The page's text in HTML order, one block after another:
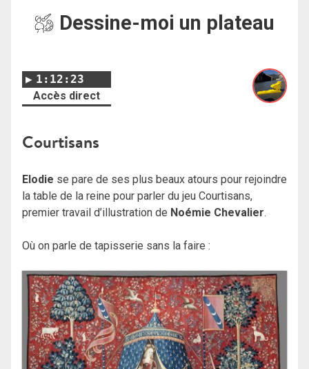
Dessine-moi un plateau
1:12:23
Accès direct
Courtisans
Elodie se pare de ses plus beaux atours pour rejoindre
la table de la reine pour parler du jeu Courtisans,
premier travail d’illustration de Noémie Chevalier.
Où on parle de tapisserie sans la faire :